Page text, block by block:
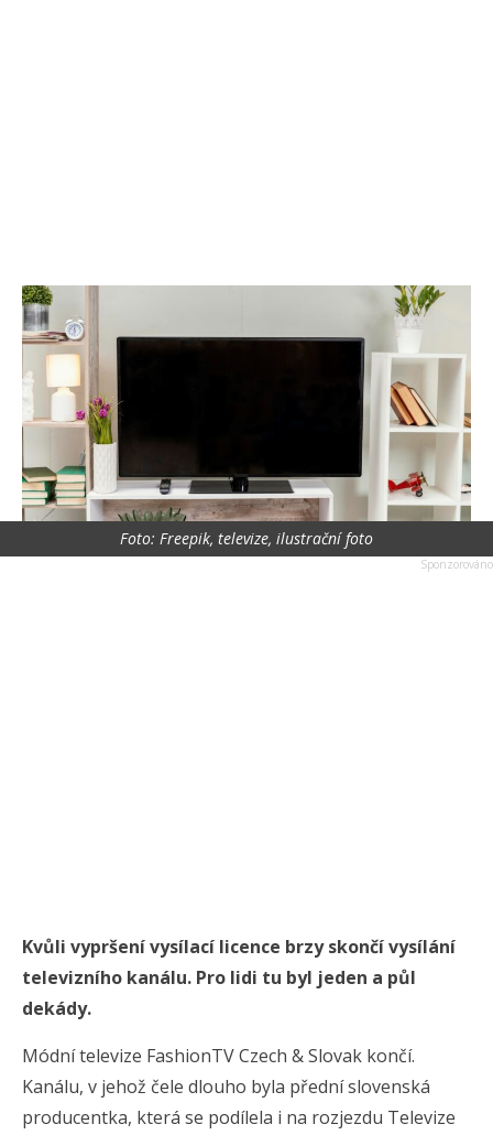
Foto: Freepik, televize, ilustrační foto
Kvůli vypršení vysílací licence brzy skončí vysílání
televizního kanálu. Pro lidi tu byl jeden a půl
dekády.
Módní televize FashionTV Czech & Slovak končí.
Kanálu, v jehož čele dlouho byla přední slovenská
producentka, která se podílela i na rozjezdu Televize